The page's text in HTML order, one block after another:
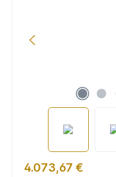
4.073,67 €